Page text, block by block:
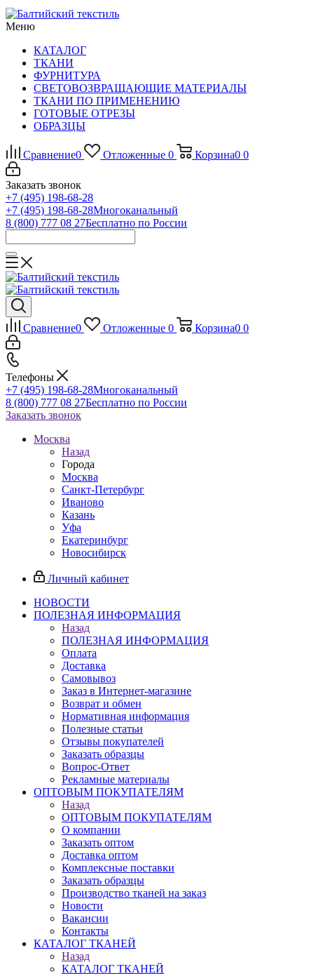
Меню
КАТАЛОГ
ТКАНИ
ФУРНИТУРА
СВЕТОВОЗВРАЩАЮЩИЕ МАТЕРИАЛЫ
ТКАНИ ПО ПРИМЕНЕНИЮ
ГОТОВЫЕ ОТРЕЗЫ
ОБРАЗЦЫ
Сравнение0 Отложенные 0 Корзина0 0
Заказать звонок
+7 (495) 198-68-28
+7 (495) 198-68-28Многоканальный
8 (800) 777 08 27Бесплатно по России
Сравнение0 Отложенные 0 Корзина0 0
Телефоны
+7 (495) 198-68-28Многоканальный
8 (800) 777 08 27Бесплатно по России
Заказать звонок
Москва
Назад
Города
Москва
Санкт-Петербург
Иваново
Казань
Уфа
Екатеринбург
Новосибирск
Личный кабинет
НОВОСТИ
ПОЛЕЗНАЯ ИНФОРМАЦИЯ
Назад
ПОЛЕЗНАЯ ИНФОРМАЦИЯ
Оплата
Доставка
Самовывоз
Заказ в Интернет-магазине
Возврат и обмен
Нормативная информация
Полезные статьи
Отзывы покупателей
Заказать образцы
Вопрос-Ответ
Рекламные материалы
ОПТОВЫМ ПОКУПАТЕЛЯМ
Назад
ОПТОВЫМ ПОКУПАТЕЛЯМ
О компании
Заказать оптом
Доставка оптом
Комплексные поставки
Заказать образцы
Производство тканей на заказ
Новости
Вакансии
Контакты
КАТАЛОГ ТКАНЕЙ
Назад
КАТАЛОГ ТКАНЕЙ